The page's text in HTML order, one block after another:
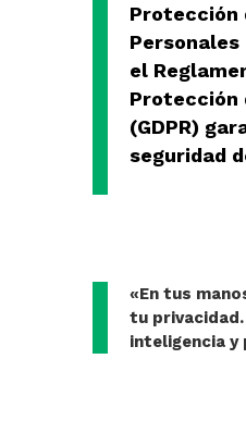
Protección
Personales
el
Protección
(GDPR)
seguridad
«En tus
tu
inteligencia y